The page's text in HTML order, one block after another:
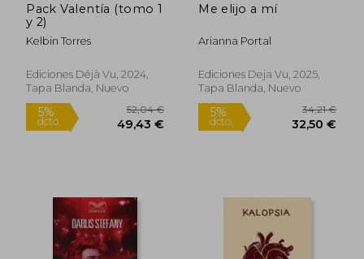
5%
dcto.
21,00 € 5%
Rápido
Pack Valentía (tomo 1
y 2)
Kelbin Torres
Ediciones Déjà Vu, 2024,
Tapa Blanda, Nuevo
Me elijo a mí
Arianna Portal
Ediciones Deja Vu, 2025,
Tapa Blanda, Nuevo